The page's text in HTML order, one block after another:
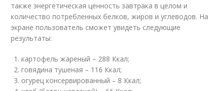
также энергетическая ценность завтрака в целом и
количество потребленных белков, жиров и углеводов. На
экране пользователь сможет увидеть следующие
результаты:
картофель жареный – 288 Ккал;
говядина тушеная – 116 Ккал;
огурец консервированный – 8 Ккал;